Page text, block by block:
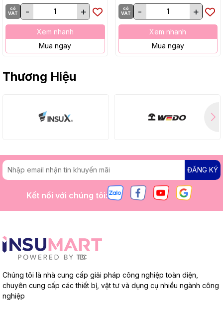
có
VAT
- +
Xem nhanh
Mua ngay
có
VAT
- +
Xem nhanh
Mua ngay
Thương Hiệu
ĐĂNG KÝ
Kết nối với chúng tôi:
Chúng tôi là nhà cung cấp giải pháp công nghiệp toàn diện,
chuyên cung cấp các thiết bị, vật tư và dụng cụ nhiều ngành công
nghiệp